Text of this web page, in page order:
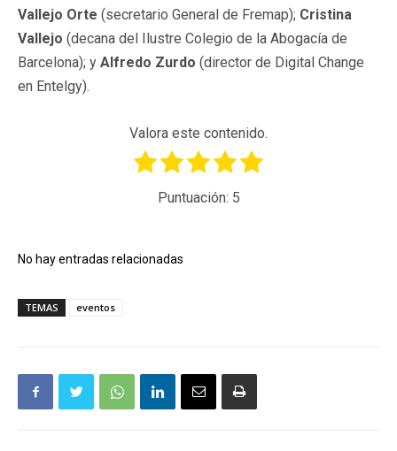
Vallejo Orte (secretario General de Fremap); Cristina
Vallejo (decana del Ilustre Colegio de la Abogacía de
Barcelona); y Alfredo Zurdo (director de Digital Change
en Entelgy).
Valora este contenido.
Puntuación: 5
No hay entradas relacionadas
TEMAS eventos